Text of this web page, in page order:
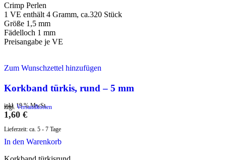
Crimp Perlen
1 VE enthält 4 Gramm, ca.320 Stück
Größe 1,5 mm
Fädelloch 1 mm
Preisangabe je VE
Zum Wunschzettel hinzufügen
Korkband türkis, rund – 5 mm
inkl. 19 % MwSt.
zzgl. Versandkosten
1,60 €
Lieferzeit: ca. 5 - 7 Tage
In den Warenkorb